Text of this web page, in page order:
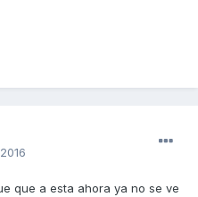
que a esta ahora ya no se ve